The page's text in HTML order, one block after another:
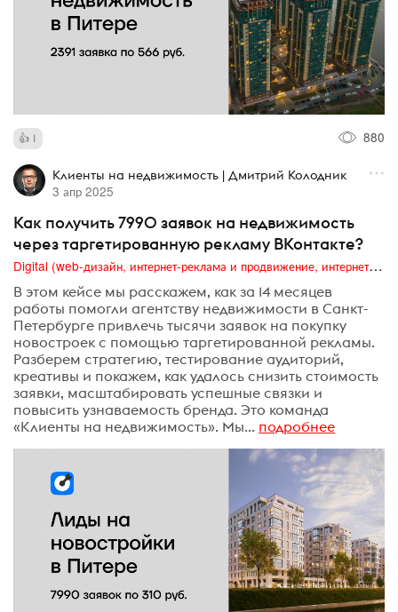
1 880
Клиенты на недвижимость | Дмитрий Колодник
3 апр 2025
Как получить 7990 заявок на недвижимость
через таргетированную рекламу ВКонтакте?
Digital (web-дизайн, интернет-реклама и продвижение, интернет-сообщества и блоги, интернет-коммуникации, мобильный маркетинг, реклама на цифровых экранах)
В этом кейсе мы расскажем, как за 14 месяцев
работы помогли агентству недвижимости в Санкт-
Петербурге привлечь тысячи заявок на покупку
новостроек с помощью таргетированной рекламы.
Разберем стратегию, тестирование аудиторий,
креативы и покажем, как удалось снизить стоимость
заявки, масштабировать успешные связки и
повысить узнаваемость бренда. Это команда
«Клиенты на недвижимость». Мы... подробнее